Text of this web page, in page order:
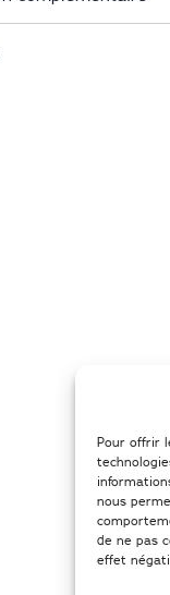
Pour offrir
nous
de ne pas
effet